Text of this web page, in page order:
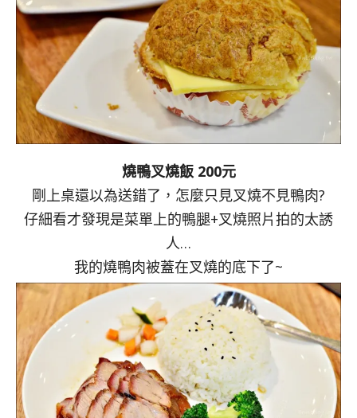
燒鴨叉燒飯 200元
剛上桌還以為送錯了，怎麼只見叉燒不見鴨肉?
仔細看才發現是菜單上的鴨腿+叉燒照片拍的太誘
人…
我的燒鴨肉被蓋在叉燒的底下了~